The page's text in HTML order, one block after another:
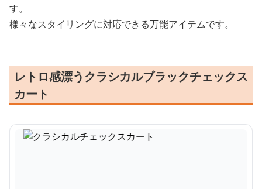
す。
様々なスタイリングに対応できる万能アイテムです。
レトロ感漂うクラシカルブラックチェックス
カート